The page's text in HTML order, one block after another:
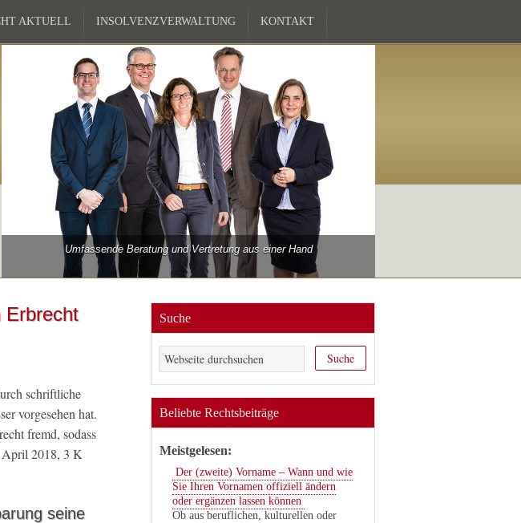
AKTUELL INSOLVENZVERWALTUNG KONTAKT
Umfassende Beratung und Vertretung aus einer Hand
Erbrecht
schriftliche
vorgesehen hat.
fremd, sodass
April 2018, 3 K
seine
Suche
Beliebte Rechtsbeiträge
Meistgelesen:
Der (zweite) Vorname – Wann und wie
Sie Ihren Vornamen offiziell ändern
oder ergänzen lassen können
Ob aus beruflichen, kulturellen oder